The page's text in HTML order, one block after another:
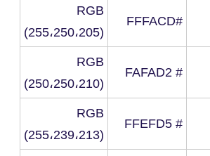
#FFFACD
RGB
(255،250،205)
# FAFAD2
RGB
(250،250،210)
# FFEFD5
RGB
(255،239،213)